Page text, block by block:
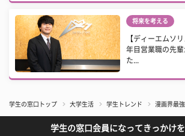
将来を考える
【ディーエムソ
年目営業職の先
た...
学生の窓口トップ 大学生活 学生トレンド 漫画界最
学生の窓口会員になってきっかけを